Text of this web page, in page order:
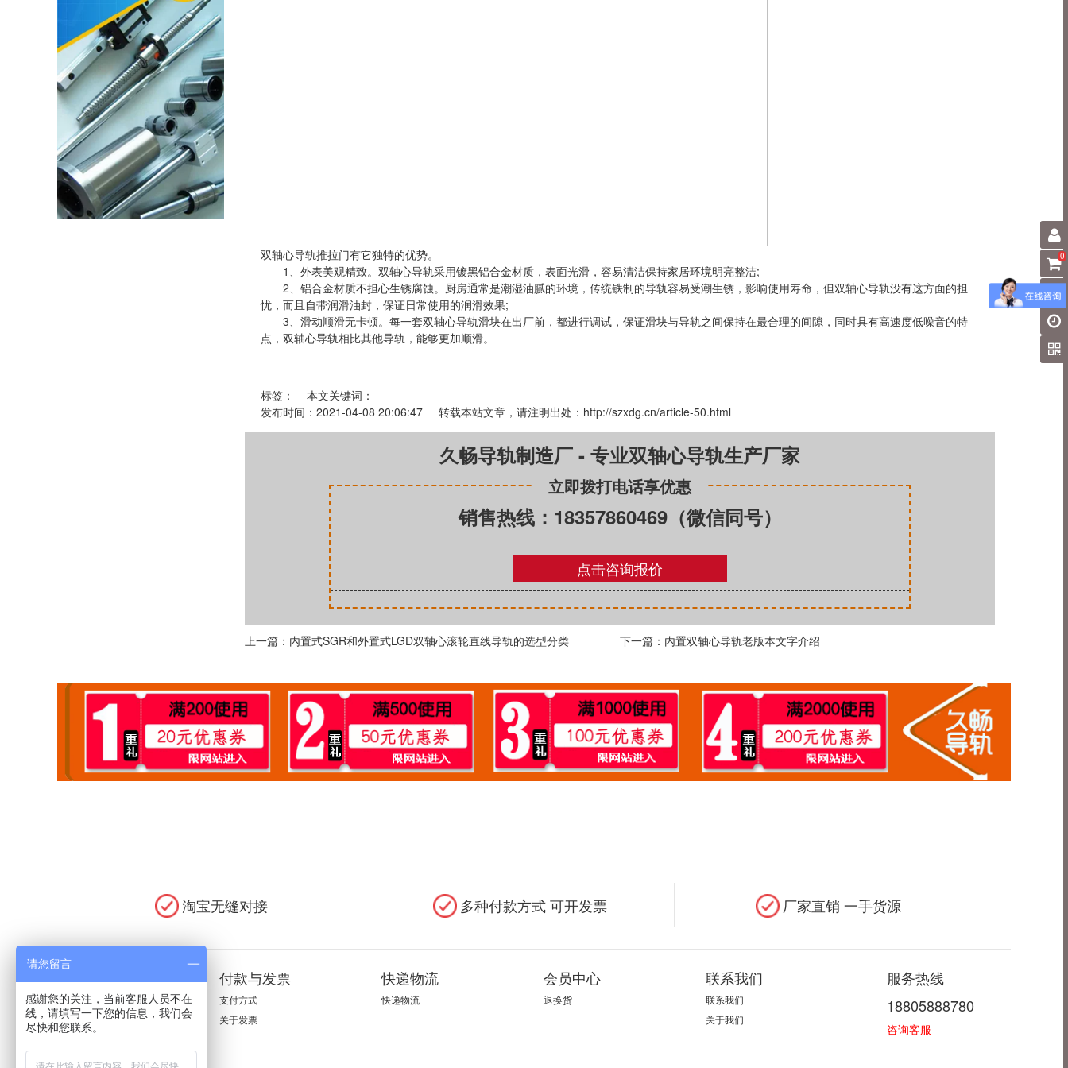
双轴心导轨推拉门有它独特的优势。
1、外表美观精致。双轴心导轨采用镀黑铝合金材质，表面光滑，容易清洁保持家居环境明亮整洁;
2、铝合金材质不担心生锈腐蚀。厨房通常是潮湿油腻的环境，传统铁制的导轨容易受潮生锈，影响使用寿命，但双轴心导轨没有这方面的担
忧，而且自带润滑油封，保证日常使用的润滑效果;
3、滑动顺滑无卡顿。每一套双轴心导轨滑块在出厂前，都进行调试，保证滑块与导轨之间保持在最合理的间隙，同时具有高速度低噪音的特
点，双轴心导轨相比其他导轨，能够更加顺滑。
标签：
本文关键词：
发布时间：2021-04-08 20:06:47 转载本站文章，请注明出处： http://szxdg.cn/article-50.html
久畅导轨制造厂 - 专业双轴心导轨生产厂家
立即拨打电话享优惠
销售热线：18357860469（微信同号）
点击咨询报价
上一篇：内置式SGR和外置式LGD双轴心滚轮直线导轨的选型分类 下一篇：内置双轴心导轨老版本文字介绍
淘宝无缝对接 多种付款方式 可开发票 厂家直销 一手货源
新手上路
购物流程
付款与发票
支付方式
关于发票
快递物流
快递物流
会员中心
退换货
联系我们
联系我们
关于我们
服务热线
18805888780
咨询客服
0
请您留言
感谢您的关注，当前客服人员不在
线，请填写一下您的信息，我们会
尽快和您联系。